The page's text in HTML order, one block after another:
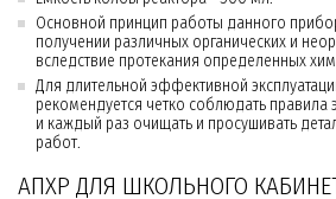
Основной принцип работы данного
получении различных органических и
вследствие протекания определенных
Для длительной эффективной
рекомендуется четко соблюдать правила
и каждый раз очищать и просушивать
работ.
АПХР ДЛЯ ШКОЛЬНОГО